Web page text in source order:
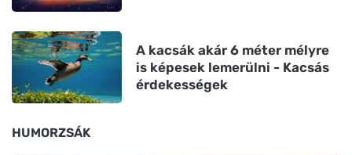
A kacsák akár 6 méter mélyre
is képesek lemerülni - Kacsás
érdekességek
HUMORZSÁK